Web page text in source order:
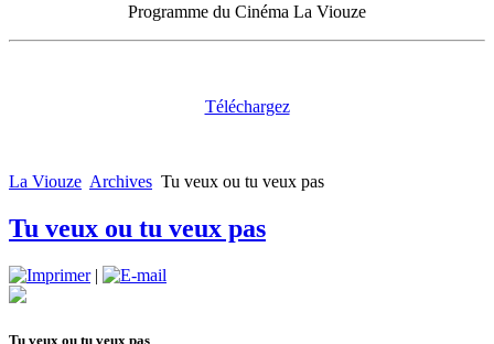
Programme du Cinéma La Viouze
Téléchargez
La Viouze Archives Tu veux ou tu veux pas
Tu veux ou tu veux pas
|
Tu veux ou tu veux pas